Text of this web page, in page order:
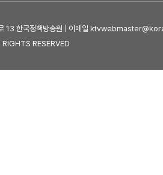
13 한국정책방송원 | 이메일
RESERVED